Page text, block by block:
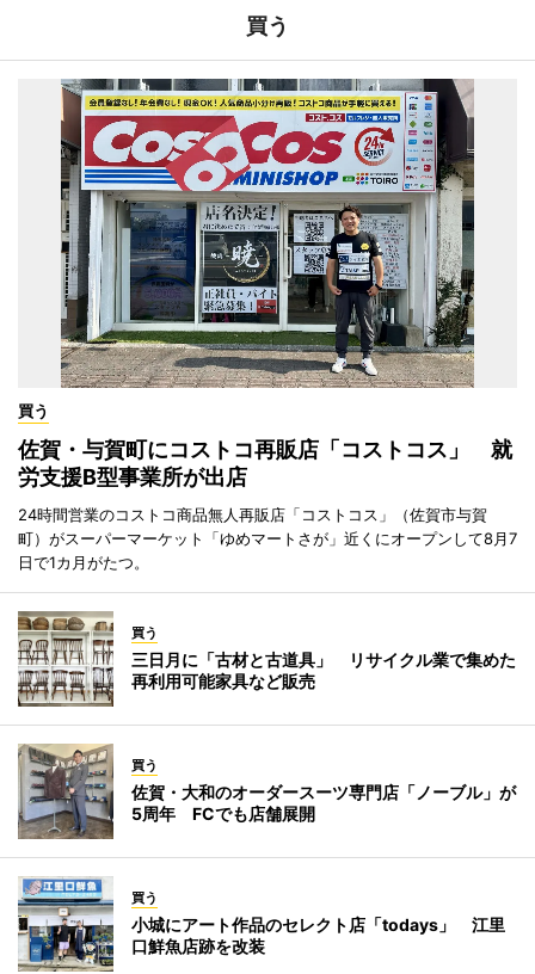
買う
買う
佐賀・与賀町にコストコ再販店「コストコス」 就
労支援B型事業所が出店
24時間営業のコストコ商品無人再販店「コストコス」（佐賀市与賀
町）がスーパーマーケット「ゆめマートさが」近くにオープンして8月7
日で1カ月がたつ。
買う
三日月に「古材と古道具」 リサイクル業で集めた
再利用可能家具など販売
買う
佐賀・大和のオーダースーツ専門店「ノーブル」が
5周年 FCでも店舗展開
買う
小城にアート作品のセレクト店「todays」 江里
口鮮魚店跡を改装